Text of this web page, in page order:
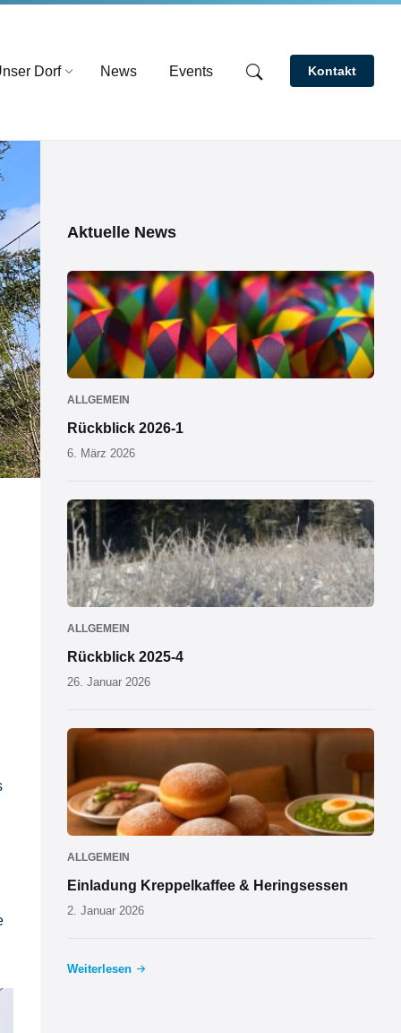
Dorf News Events Kontakt
Aktuelle News
ALLGEMEIN
Rückblick 2026-1
6. März 2026
ALLGEMEIN
Rückblick 2025-4
26. Januar 2026
ALLGEMEIN
Einladung Kreppelkaffee & Heringsessen
2. Januar 2026
Weiterlesen